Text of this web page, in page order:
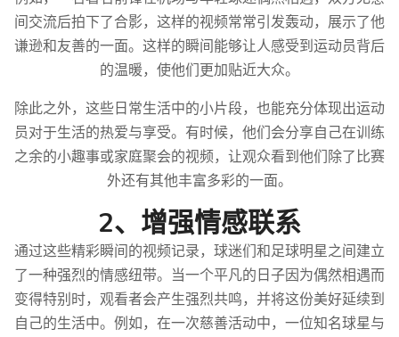
间交流后拍下了合影，这样的视频常常引发轰动，展示了他
谦逊和友善的一面。这样的瞬间能够让人感受到运动员背后
的温暖，使他们更加贴近大众。
除此之外，这些日常生活中的小片段，也能充分体现出运动
员对于生活的热爱与享受。有时候，他们会分享自己在训练
之余的小趣事或家庭聚会的视频，让观众看到他们除了比赛
外还有其他丰富多彩的一面。
2、增强情感联系
通过这些精彩瞬间的视频记录，球迷们和足球明星之间建立
了一种强烈的情感纽带。当一个平凡的日子因为偶然相遇而
变得特别时，观看者会产生强烈共鸣，并将这份美好延续到
自己的生活中。例如，在一次慈善活动中，一位知名球星与